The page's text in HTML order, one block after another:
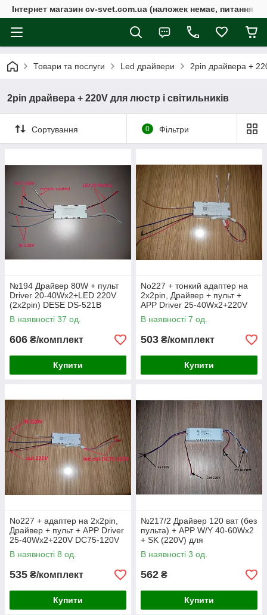
Інтернет магазин cv-svet.com.ua (наложек немає, питання у
Товари та послуги Led драйвери 2pin драйвера +
2pin драйвера + 220V для люстр і світильників
Сортування 0 Фільтри
№194 Драйвер 80W + пульт
Driver 20-40Wx2+LED 220V
(2x2pin) DESE DS-521B
В наявності 37 од.
606 ₴/комплект
Купити
No227 + тонкий адаптер на
2х2pin, Драйвер + пульт +
APP Driver 25-40Wx2+220V
DC75-120V 260mA (2x2pin)
В наявності 7 од.
503 ₴/комплект
Купити
No227 + адаптер на 2х2pin,
Драйвер + пульт + APP Driver
25-40Wx2+220V DC75-120V
260mA (2x2pin)
В наявності 8 од.
535 ₴/комплект
Купити
№217/2 Драйвер 120 ват (без
пульта) + APP W/Y 40-60Wx2
+ SK (220V) для
світлодіодних люстр 120W
108-210V 250mA
В наявності 3 од.
562 ₴
Купити